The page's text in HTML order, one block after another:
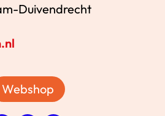
Duivendrecht
Webshop